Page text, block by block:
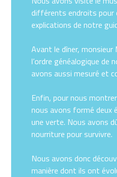
différents endroits pour
explications de notre
Avant le dîner,
l’ordre généalogique de
avons aussi mesuré et
Enfin, pour nous
nous avons formé deux
une verte. Nous avons
nourriture pour survivre.
Nous avons donc
manière dont ils ont